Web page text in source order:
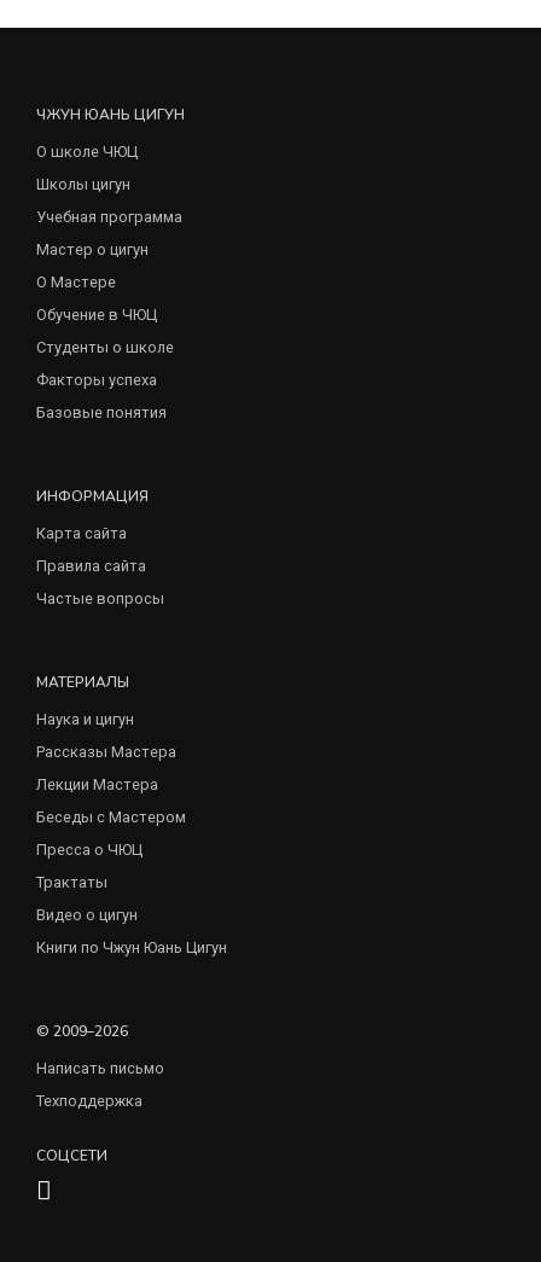
ЧЖУН ЮАНЬ ЦИГУН
О школе ЧЮЦ
Школы цигун
Учебная программа
Мастер о цигун
О Мастере
Обучение в ЧЮЦ
Студенты о школе
Факторы успеха
Базовые понятия
ИНФОРМАЦИЯ
Карта сайта
Правила сайта
Частые вопросы
МАТЕРИАЛЫ
Наука и цигун
Рассказы Мастера
Лекции Мастера
Беседы с Мастером
Пресса о ЧЮЦ
Трактаты
Видео о цигун
Книги по Чжун Юань Цигун
© 2009–2026
Написать письмо
Техподдержка
СОЦСЕТИ